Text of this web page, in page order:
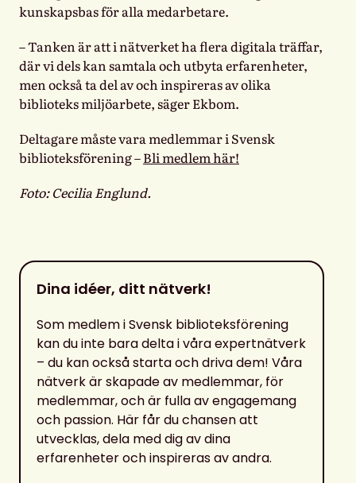
kunskapsbas för alla medarbetare.
– Tanken är att i nätverket ha flera digitala träffar,
där vi dels kan samtala och utbyta erfarenheter,
men också ta del av och inspireras av olika
biblioteks miljöarbete, säger Ekbom.
Deltagare måste vara medlemmar i Svensk
biblioteksförening –Bli medlem här!
Foto: Cecilia Englund.
Dina idéer, ditt nätverk!
Som medlem i Svensk biblioteksförening
kan du inte bara delta i våra expertnätverk
– du kan också starta och driva dem! Våra
nätverk är skapade av medlemmar, för
medlemmar, och är fulla av engagemang
och passion. Här får du chansen att
utvecklas, dela med dig av dina
erfarenheter och inspireras av andra.